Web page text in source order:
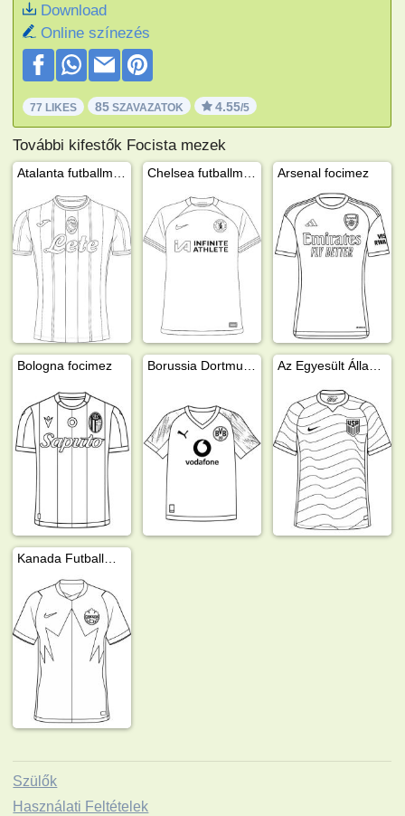
Download
Online színezés
77 LIKES 85 SZAVAZATOK 4.55/5
További kifestők Focista mezek
Arsenal focimez
Bologna focimez
Szülők
Használati Feltételek